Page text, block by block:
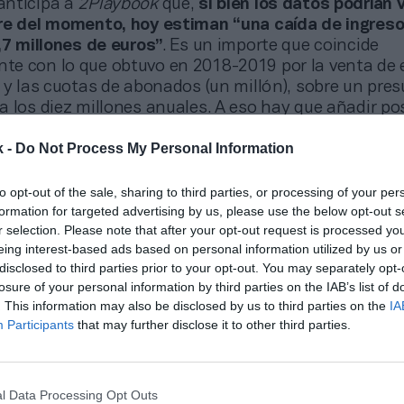
- Do Not Process My Personal Information
opt-out of the sale, sharing to third parties, or processing of your
for targeted advertising by us, please use the below opt-out
selection. Please note that after your opt-out request is processed
interest-based ads based on personal information utilized by us
to third parties prior to your opt-out. You may separately
of your personal information by third parties on the IAB’s list of
This information may also be disclosed by us to third parties on the
Participants that may further disclose it to other third parties.
Data Processing Opt Outs
a 2Playbookque, si bien los datos podrían
del momento, hoy estiman “una caída de
millones de euros”. Es un importe que coincide
con lo que obtuvo en 2018-2019 por la venta de
y las cuotas de abonados (un millón), sobre un
los diez millones anuales. A eso hay que añadir
espera de conocer el impacto real de la Covid-19 en
adquiridos por la sociedad con anterioridad,
contractuales con jugadores, como con el
planes de pago de deudas contraídas en la última
asume que mantener la rentabilidad que se logró
difícil de lograr. “El recrudecimiento de las cifras
expansión del virus nos sitúa en los escenarios
conllevaría un resultado de explotación muy